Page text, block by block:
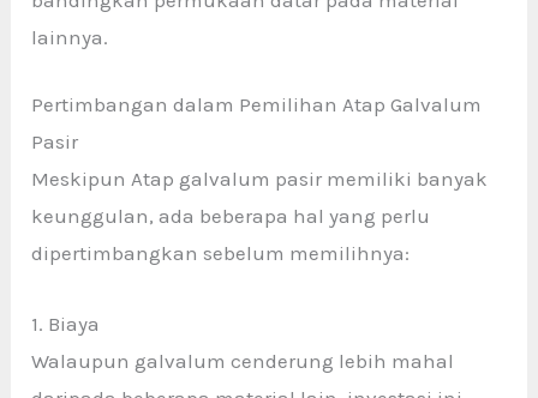
lainnya.
Pertimbangan dalam Pemilihan Atap Galvalum
Pasir
Meskipun Atap galvalum pasir memiliki banyak
keunggulan, ada beberapa hal yang perlu
dipertimbangkan sebelum memilihnya:
1. Biaya
Walaupun galvalum cenderung lebih mahal